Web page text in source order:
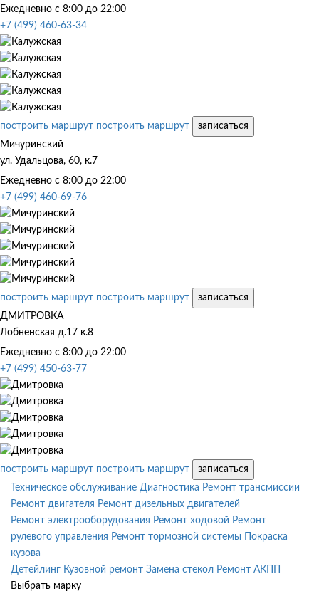
Ежедневно с 8:00 до 22:00
+7 (499) 460-63-34
построить маршрут построить маршрут
записаться
Мичуринский
ул. Удальцова, 60, к.7
Ежедневно с 8:00 до 22:00
+7 (499) 460-69-76
построить маршрут построить маршрут
записаться
ДМИТРОВКА
Лобненская д.17 к.8
Ежедневно с 8:00 до 22:00
+7 (499) 450-63-77
построить маршрут построить маршрут
записаться
Техническое обслуживание Диагностика Ремонт трансмиссии
Ремонт двигателя Ремонт дизельных двигателей
Ремонт электрооборудования Ремонт ходовой Ремонт
рулевого управления Ремонт тормозной системы
Покраска
кузова
Детейлинг Кузовной ремонт Замена стекол Ремонт АКПП
Выбрать марку